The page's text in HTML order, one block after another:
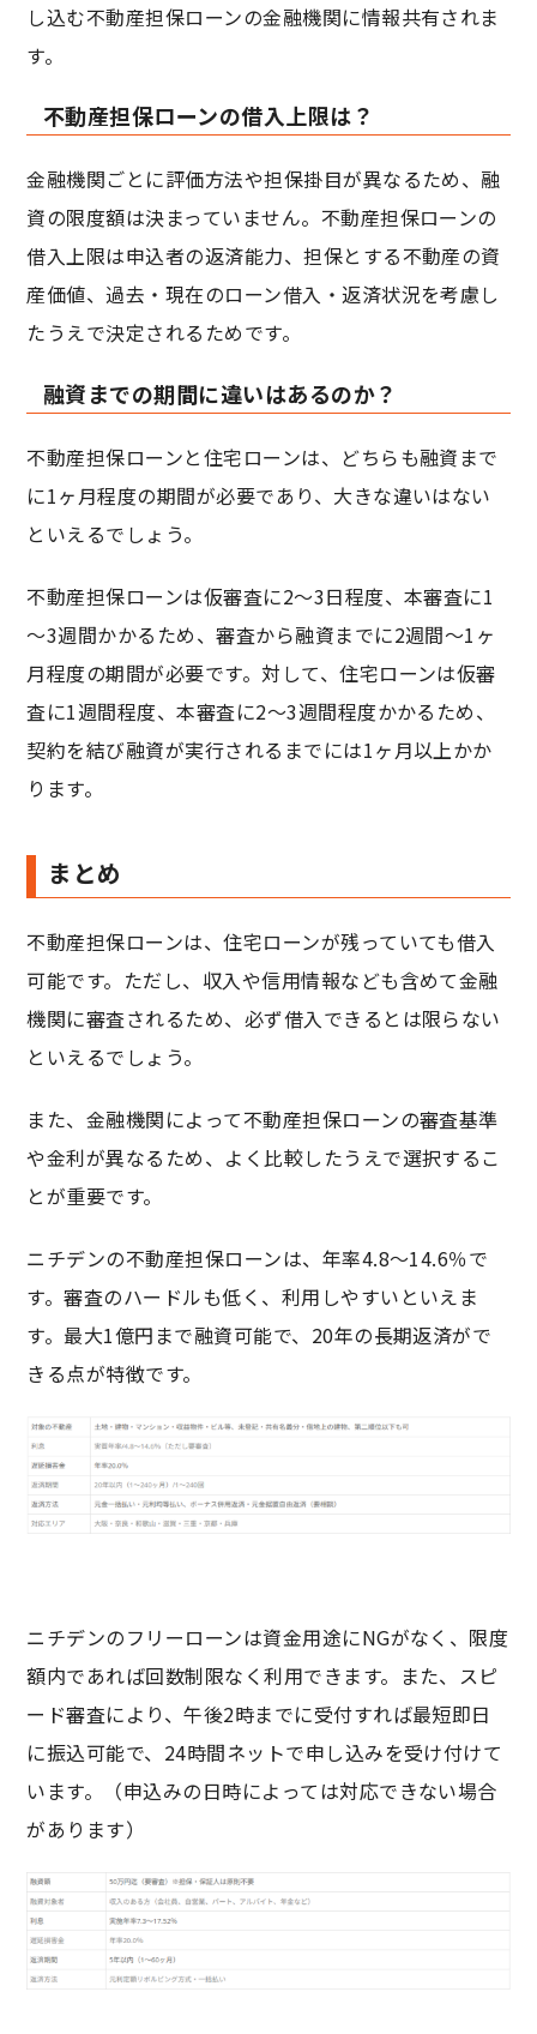
し込む不動産担保ローンの金融機関に情報共有されま
す。
不動産担保ローンの借入上限は？
金融機関ごとに評価方法や担保掛目が異なるため、融
資の限度額は決まっていません。不動産担保ローンの
借入上限は申込者の返済能力、担保とする不動産の資
産価値、過去・現在のローン借入・返済状況を考慮し
たうえで決定されるためです。
融資までの期間に違いはあるのか？
不動産担保ローンと住宅ローンは、どちらも融資まで
に1ヶ月程度の期間が必要であり、大きな違いはない
といえるでしょう。
不動産担保ローンは仮審査に2～3日程度、本審査に1
～3週間かかるため、審査から融資までに2週間～1ヶ
月程度の期間が必要です。対して、住宅ローンは仮審
査に1週間程度、本審査に2～3週間程度かかるため、
契約を結び融資が実行されるまでには1ヶ月以上かか
ります。
まとめ
不動産担保ローンは、住宅ローンが残っていても借入
可能です。ただし、収入や信用情報なども含めて金融
機関に審査されるため、必ず借入できるとは限らない
といえるでしょう。
また、金融機関によって不動産担保ローンの審査基準
や金利が異なるため、よく比較したうえで選択するこ
とが重要です。
ニチデンの不動産担保ローンは、年率4.8～14.6％で
す。審査のハードルも低く、利用しやすいといえま
す。最大1億円まで融資可能で、20年の長期返済がで
きる点が特徴です。
ニチデンのフリーローンは資金用途にNGがなく、限度
額内であれば回数制限なく利用できます。また、スピ
ード審査により、午後2時までに受付すれば最短即日
に振込可能で、24時間ネットで申し込みを受け付けて
います。（申込みの日時によっては対応できない場合
があります）